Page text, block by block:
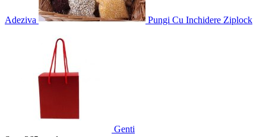
Adeziva Pungi Cu Inchidere Ziplock
Genti